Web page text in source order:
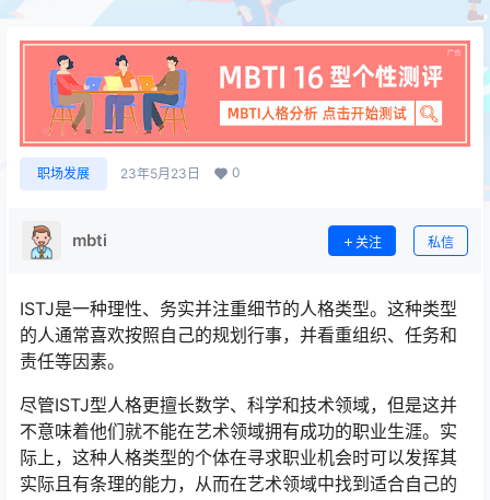
职场发展 23年5月23日 0
mbti 关注 私信
ISTJ是一种理性、务实并注重细节的人格类型。这种类型
的人通常喜欢按照自己的规划行事，并看重组织、任务和
责任等因素。
尽管ISTJ型人格更擅长数学、科学和技术领域，但是这并
不意味着他们就不能在艺术领域拥有成功的职业生涯。实
际上，这种人格类型的个体在寻求职业机会时可以发挥其
实际且有条理的能力，从而在艺术领域中找到适合自己的